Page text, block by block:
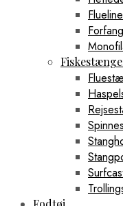
Forfang